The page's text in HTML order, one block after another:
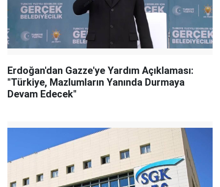
Erdoğan'dan Gazze'ye Yardım Açıklaması:
"Türkiye, Mazlumların Yanında Durmaya
Devam Edecek"